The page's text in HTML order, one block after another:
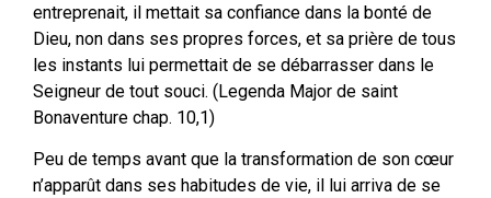
entreprenait, il mettait sa confiance dans la bonté de
Dieu, non dans ses propres forces, et sa prière de tous
les instants lui permettait de se débarrasser dans le
Seigneur de tout souci. (Legenda Major de saint
Bonaventure chap. 10,1)
Peu de temps avant que la transformation de son cœur
n’apparût dans ses habitudes de vie, il lui arriva de se